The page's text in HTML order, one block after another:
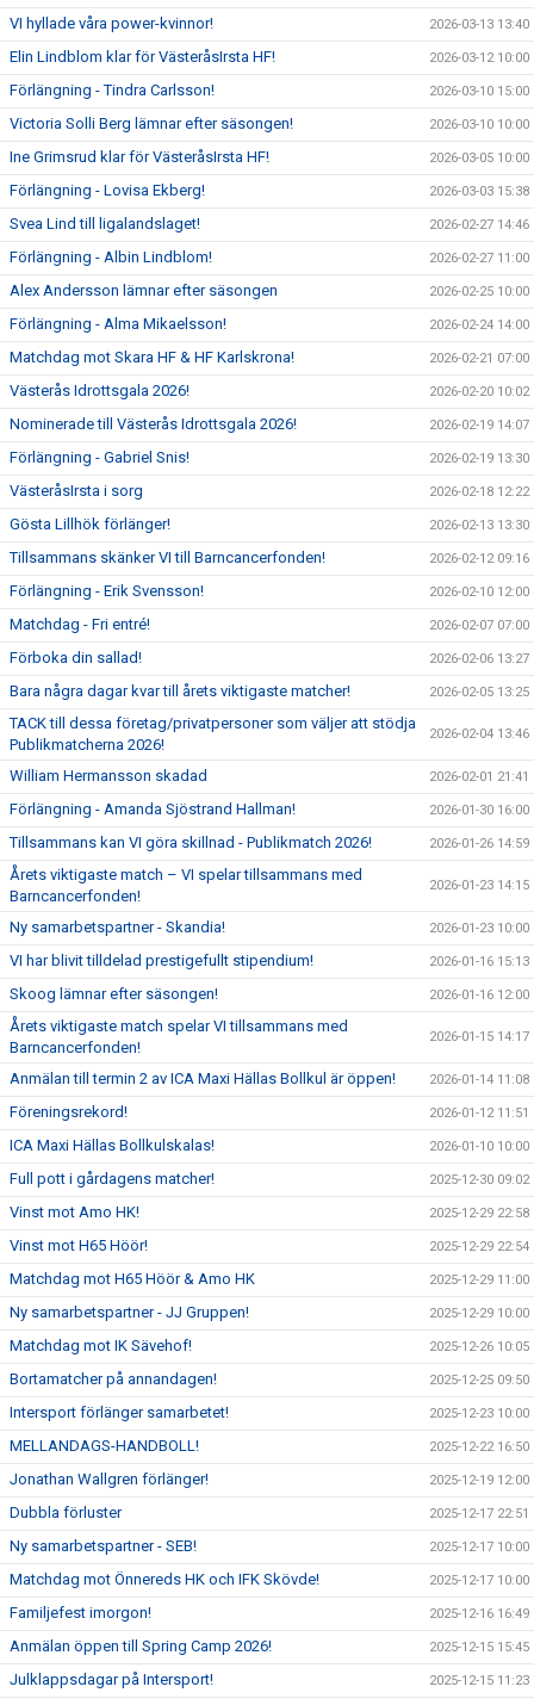
VI hyllade våra power-kvinnor! 2026-03-13 13:40
Elin Lindblom klar för VästeråsIrsta HF! 2026-03-12 10:00
Förlängning - Tindra Carlsson! 2026-03-10 15:00
Victoria Solli Berg lämnar efter säsongen! 2026-03-10 10:00
Ine Grimsrud klar för VästeråsIrsta HF! 2026-03-05 10:00
Förlängning - Lovisa Ekberg! 2026-03-03 15:38
Svea Lind till ligalandslaget! 2026-02-27 14:46
Förlängning - Albin Lindblom! 2026-02-27 11:00
Alex Andersson lämnar efter säsongen 2026-02-25 10:00
Förlängning - Alma Mikaelsson! 2026-02-24 14:00
Matchdag mot Skara HF & HF Karlskrona! 2026-02-21 07:00
Västerås Idrottsgala 2026! 2026-02-20 10:02
Nominerade till Västerås Idrottsgala 2026! 2026-02-19 14:07
Förlängning - Gabriel Snis! 2026-02-19 13:30
VästeråsIrsta i sorg 2026-02-18 12:22
Gösta Lillhök förlänger! 2026-02-13 13:30
Tillsammans skänker VI till Barncancerfonden! 2026-02-12 09:16
Förlängning - Erik Svensson! 2026-02-10 12:00
Matchdag - Fri entré! 2026-02-07 07:00
Förboka din sallad! 2026-02-06 13:27
Bara några dagar kvar till årets viktigaste matcher! 2026-02-05 13:25
TACK till dessa företag/privatpersoner som väljer att stödja
Publikmatcherna 2026!
2026-02-04 13:46
William Hermansson skadad 2026-02-01 21:41
Förlängning - Amanda Sjöstrand Hallman! 2026-01-30 16:00
Tillsammans kan VI göra skillnad - Publikmatch 2026! 2026-01-26 14:59
Årets viktigaste match – VI spelar tillsammans med
Barncancerfonden!
2026-01-23 14:15
Ny samarbetspartner - Skandia! 2026-01-23 10:00
VI har blivit tilldelad prestigefullt stipendium! 2026-01-16 15:13
Skoog lämnar efter säsongen! 2026-01-16 12:00
Årets viktigaste match spelar VI tillsammans med
Barncancerfonden!
2026-01-15 14:17
Anmälan till termin 2 av ICA Maxi Hällas Bollkul är öppen! 2026-01-14 11:08
Föreningsrekord! 2026-01-12 11:51
ICA Maxi Hällas Bollkulskalas! 2026-01-10 10:00
Full pott i gårdagens matcher! 2025-12-30 09:02
Vinst mot Amo HK! 2025-12-29 22:58
Vinst mot H65 Höör! 2025-12-29 22:54
Matchdag mot H65 Höör & Amo HK 2025-12-29 11:00
Ny samarbetspartner - JJ Gruppen! 2025-12-29 10:00
Matchdag mot IK Sävehof! 2025-12-26 10:05
Bortamatcher på annandagen! 2025-12-25 09:50
Intersport förlänger samarbetet! 2025-12-23 10:00
MELLANDAGS-HANDBOLL! 2025-12-22 16:50
Jonathan Wallgren förlänger! 2025-12-19 12:00
Dubbla förluster 2025-12-17 22:51
Ny samarbetspartner - SEB! 2025-12-17 10:00
Matchdag mot Önnereds HK och IFK Skövde! 2025-12-17 10:00
Familjefest imorgon! 2025-12-16 16:49
Anmälan öppen till Spring Camp 2026! 2025-12-15 15:45
Julklappsdagar på Intersport! 2025-12-15 11:23